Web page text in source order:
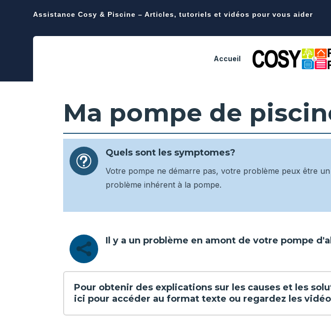
Assistance Cosy & Piscine – Articles, tutoriels et vidéos pour vous aider
Accueil
Ma pompe de
t
Quels sont les symptomes?
Votre pompe ne démarre pas, votre problème peux être
problème inhérent à la pompe.

Il y a un problème en amont de votre pompe
Pour obtenir des explications sur les causes et les
ici pour accéder au format texte ou regardez les